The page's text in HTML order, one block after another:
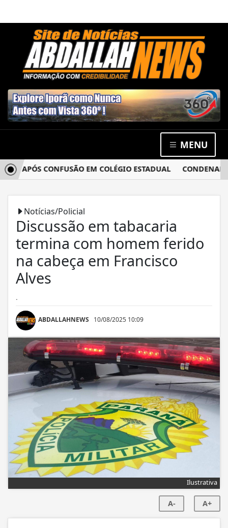
MENU
APÓS CONFUSÃO EM COLÉGIO ESTADUAL CONDENADO
Notícias/Policial
Discussão em tabacaria
termina com homem ferido
na cabeça em Francisco
Alves
.
ABDALLAHNEWS 10/08/2025 10:09
Ilustrativa
A- A+